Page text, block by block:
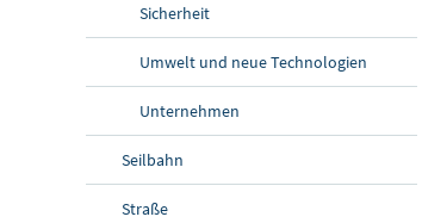
Sicherheit
Umwelt und neue Technologien
Unternehmen
Seilbahn
Straße